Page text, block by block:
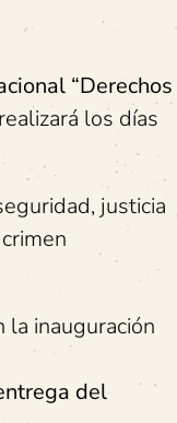
“Derechos
los días
justicia
la inauguración
del